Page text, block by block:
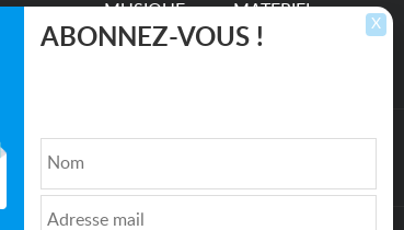
MUSIQUE
MATERIEL
X
ABONNEZ-VOUS !